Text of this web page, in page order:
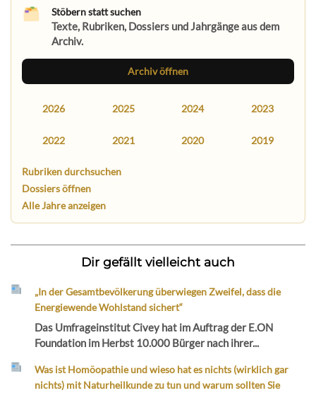
Stöbern statt suchen
Texte, Rubriken, Dossiers und Jahrgänge aus dem
Archiv.
Archiv öffnen
2026 2025 2024 2023
2022 2021 2020 2019
Rubriken durchsuchen
Dossiers öffnen
Alle Jahre anzeigen
Dir gefällt vielleicht auch
„In der Gesamtbevölkerung überwiegen Zweifel, dass die
Energiewende Wohlstand sichert“
Das Umfrageinstitut Civey hat im Auftrag der E.ON
Foundation im Herbst 10.000 Bürger nach ihrer...
Was ist Homöopathie und wieso hat es nichts (wirklich gar
nichts) mit Naturheilkunde zu tun und warum sollten Sie